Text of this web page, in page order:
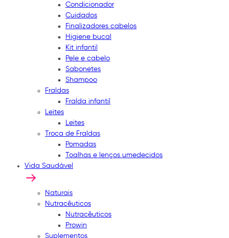
Condicionador
Cuidados
Finalizadores cabelos
Higiene bucal
Kit infantil
Pele e cabelo
Sabonetes
Shampoo
Fraldas
Fralda infantil
Leites
Leites
Troca de Fraldas
Pomadas
Toalhas e lenços umedecidos
Vida Saudável
Naturais
Nutracêuticos
Nutracêuticos
Prowin
Suplementos